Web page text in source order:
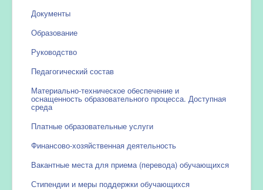
Документы
Образование
Руководство
Педагогический состав
Материально-техническое обеспечение и
оснащенность образовательного процесса. Доступная
среда
Платные образовательные услуги
Финансово-хозяйственная деятельность
Вакантные места для приема (перевода) обучающихся
Стипендии и меры поддержки обучающихся